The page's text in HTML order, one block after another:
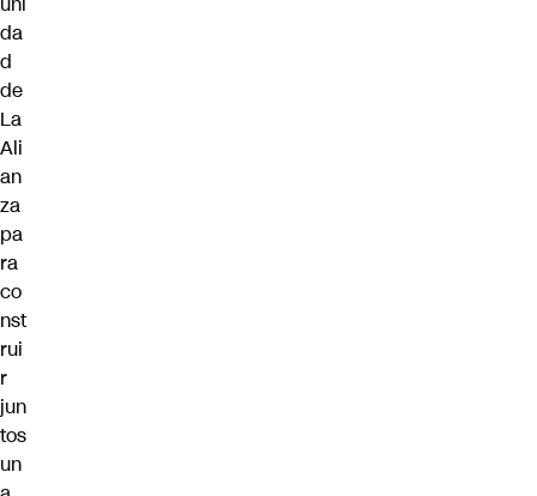
da
d
de
La
Ali
an
za
pa
ra
co
nst
rui
r
jun
tos
un